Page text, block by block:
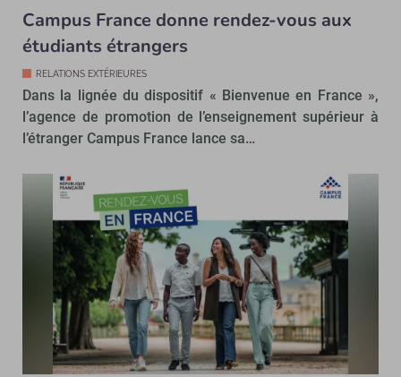
Campus France donne rendez-vous aux
étudiants étrangers
RELATIONS EXTÉRIEURES
Dans la lignée du dispositif « Bienvenue en France »,
l’agence de promotion de l’enseignement supérieur à
l’étranger Campus France lance sa…